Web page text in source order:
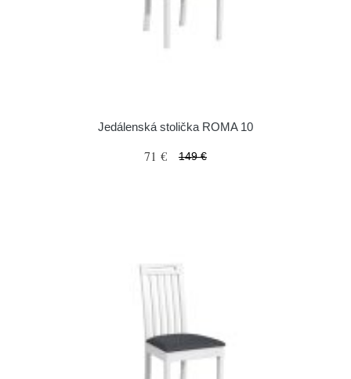
Jedálenská stolička ROMA 10
71 € 149 €